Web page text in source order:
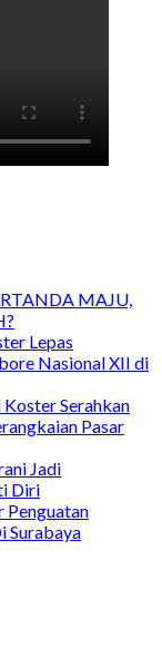
MAJU,
Lepas
Nasional XII di
Serahkan
Pasar
Jadi
Diri
Penguatan
Surabaya